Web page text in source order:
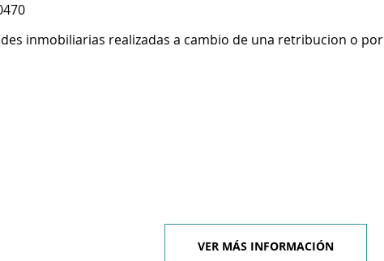
inmobiliarias realizadas a cambio de una retribucion o por
VER MÁS INFORMACIÓN